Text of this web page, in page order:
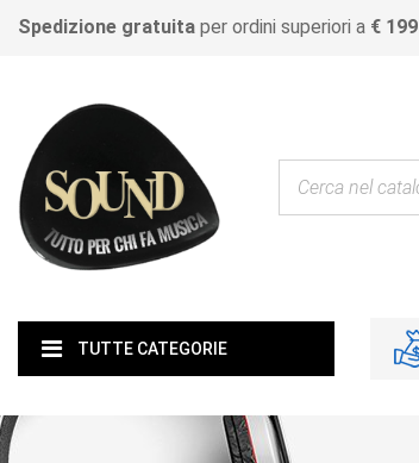
Spedizione gratuita per ordini superiori a € 199
TUTTE CATEGORIE